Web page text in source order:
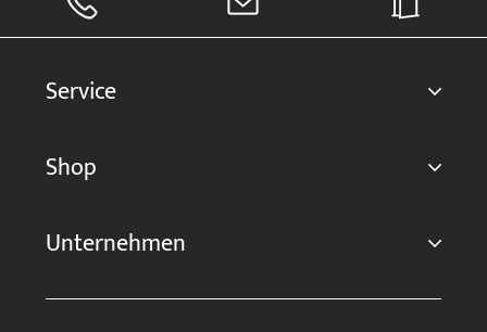
Service
Shop
Unternehmen